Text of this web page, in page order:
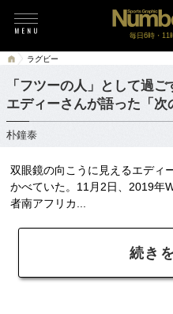
毎日6時・11
ラグビー
「フツーの人」として過ご
エディーさんが語った「次
朴鐘泰
双眼鏡の向こうに見えるエディ
かべていた。11月2日、2019年
者南アフリカ...
続き